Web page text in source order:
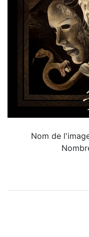
Nom de